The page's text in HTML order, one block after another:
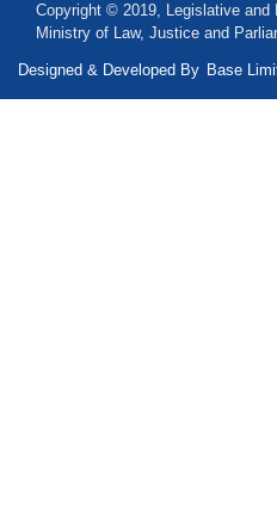
Copyright © 2019, Legislative and
Ministry of Law, Justice and
Designed & Developed By Base